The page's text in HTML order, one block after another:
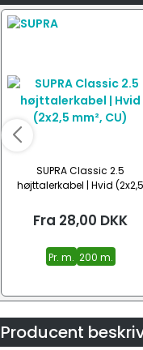
SUPRA Classic 2.5
højttalerkabel | Hvid (2x2,5
Fra 28,00 DKK
Pr. m. 200 m.
Producent